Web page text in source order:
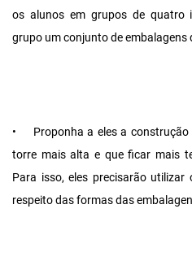
os alunos em grupos de quatro
grupo um conjunto de embalagens
•
Proponha a eles a
torre mais alta e que ficar mais
Para isso, eles precisarão utilizar
respeito das formas das